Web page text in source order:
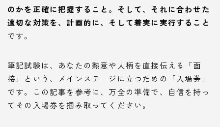
のかを正確に把握すること。そして、それに合わせた
適切な対策を、計画的に、そして着実に実行すること
です。
筆記試験は、あなたの熱意や人柄を直接伝える「面
接」という、メインステージに立つための「入場券」
です。この記事を参考に、万全の準備で、自信を持っ
てその入場券を掴み取ってください。